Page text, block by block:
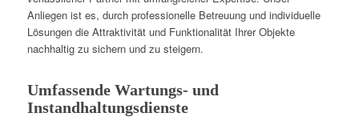
Anliegen ist es, durch professionelle Betreuung und individuelle
Lösungen die Attraktivität und Funktionalität Ihrer Objekte
nachhaltig zu sichern und zu steigern.
Umfassende Wartungs- und
Instandhaltungsdienste